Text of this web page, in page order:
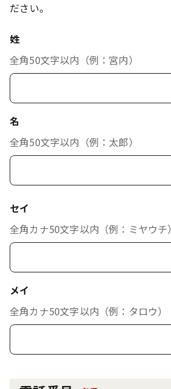
ださい。
姓
全角50文字以内（例：宮内）
名
全角50文字以内（例：太郎）
セイ
全角カナ50文字以内（例：ミヤウチ）
メイ
全角カナ50文字以内（例：タロウ）